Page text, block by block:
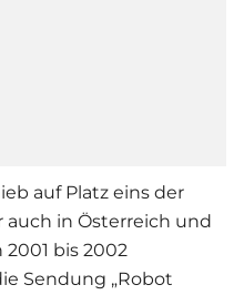
auf Platz eins der
in Österreich und
bis 2002
Sendung „Robot